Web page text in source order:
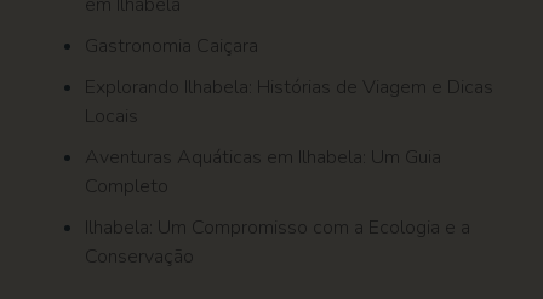
Gastronomia Caiçara
Explorando Ilhabela: Histórias de Viagem e Dicas
Locais
Aventuras Aquáticas em Ilhabela: Um Guia
Completo
Ilhabela: Um Compromisso com a Ecologia e a
Conservação